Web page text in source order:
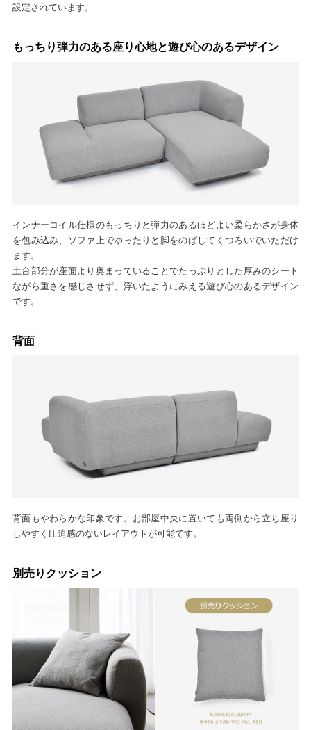
設定されています。
もっちり弾力のある座り心地と遊び心のあるデザイン
インナーコイル仕様のもっちりと弾力のあるほどよい柔らかさが身体
を包み込み、ソファ上でゆったりと脚をのばしてくつろいでいただけ
ます。
土台部分が座面より奥まっていることでたっぷりとした厚みのシート
ながら重さを感じさせず、浮いたようにみえる遊び心のあるデザイン
です。
背面
背面もやわらかな印象です。お部屋中央に置いても両側から立ち座り
しやすく圧迫感のないレイアウトが可能です。
別売りクッション